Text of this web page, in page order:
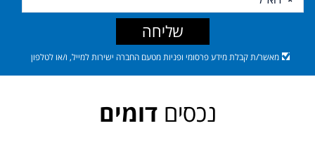
מאשר/ת קבלת מידע פרסומי ופניות מטעם החברה ישירות למייל, ו/או לטלפון
שליחה
נכסיםדומים